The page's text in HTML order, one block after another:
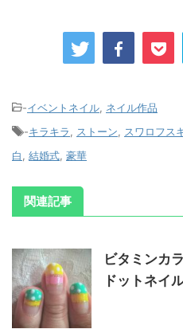
-イベントネイル ネイル作品
-キラキラ ストーン スワロフス
白
結婚式 豪華
関連記事
ビタミンカ
ドットネイ